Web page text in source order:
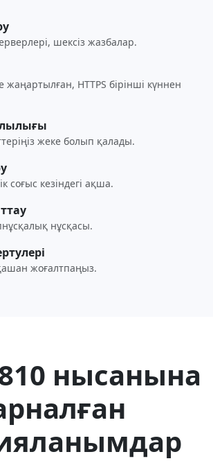
шексіз жазбалар.
жаңартылған, HTTPS бірінші күннен
жеке болып қалады.
соғыс кезіндегі ақша.
нұсқасы.
жоғалтпаңыз.
нысанына